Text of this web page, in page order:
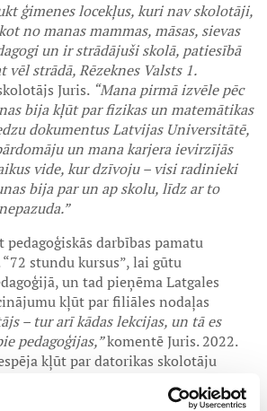
ģimenes locekļus, kuri nav skolotāji,
no manas mammas, māsas, sievas
un ir strādājuši skolā, patiesībā
vēl strādā, Rēzeknes Valsts 1.
Juris. “Mana pirmā izvēle pēc
bija kļūt par fizikas un matemātikas
dokumentus Latvijas Universitātē,
un mana karjera ievirzījās
vide, kur dzīvoju – visi radinieki
bija par un ap skolu, līdz ar to
pedagoģiskās darbības pamatu
stundu kursus”, lai gūtu
un tad pieņēma Latgales
kļūt par filiāles nodaļas
– tur arī kādas lekcijas, un tā es
pedagoģijas,”komentē Juris. 2022.
kļūt par datorikas skolotāju
darba vidē balstītās studijās